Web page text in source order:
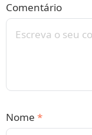
Comentário
Nome *